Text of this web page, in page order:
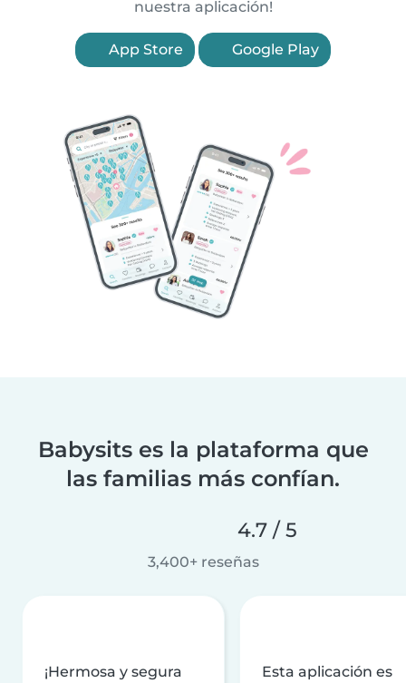
nuestra aplicación!
App Store Google Play
Babysits es la plataforma que
las familias más confían.
4.7 / 5
3,400+ reseñas
¡Hermosa y segura
Esta aplicación es